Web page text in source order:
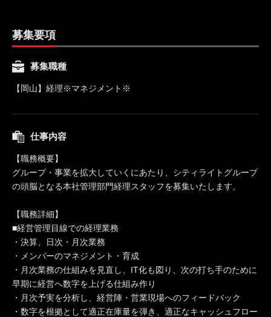
募集要項
募集職種
【岡山】経理※マネジメント※
仕事内容
【職務概要】
グループ・事業を拡大していくにあたり、シティライトグループ
の頭脳となる本社管理部門経理スタッフを募集いたします。
【職務詳細】
■経営管理目線での経理業務
・決算、日次・月次業務
・メンバーのマネジメント・育成
・月次業務の仕組みを見直し、IT化も図り、次の打ち手のために
早期に経営へ数字を上げる仕組み作り
・月次予実を分析し、経営陣・営業現場へのフィードバック
・数字を根拠として適正在庫量を弾き、適正なキャッシュフロー